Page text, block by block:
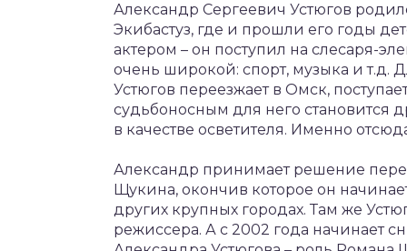
Александр Сергеевич Устюгов
Экибастуз, где и прошли его годы
актером – он поступил на слесаря-
очень широкой: спорт, музыка и т.д.
Устюгов переезжает в Омск,
судьбоносным для него становится
в качестве осветителя. Именно
Александр принимает решение
Щукина, окончив которое он
других крупных городах. Там же
режиссера. А с 2002 года начинает